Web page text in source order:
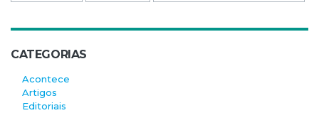
CATEGORIAS
Acontece
Artigos
Editoriais